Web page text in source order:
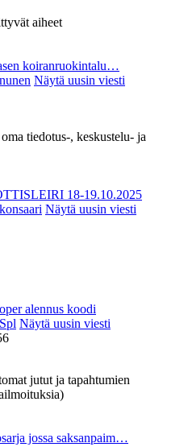
aiheet
koiranruokintalu…
Näytä uusin viesti
tiedotus-, keskustelu- ja
18-19.10.2025
Näytä uusin viesti
alennus koodi
Näytä uusin viesti
jutut ja tapahtumien
jossa saksanpaim…